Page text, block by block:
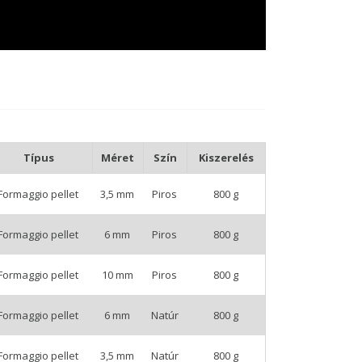
Típus Méret Szín Kiszerelés
pellet 3,5 mm Piros 800 g
pellet 6 mm Piros 800 g
pellet 10 mm Piros 800 g
pellet 6 mm Natúr 800 g
pellet 3,5 mm Natúr 800 g